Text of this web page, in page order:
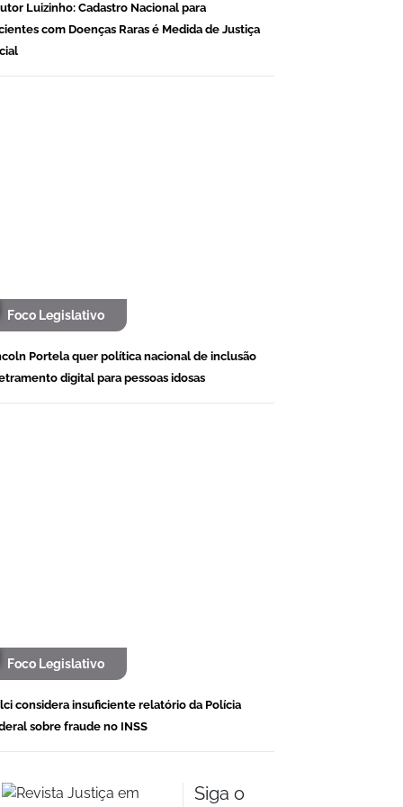
Luizinho: Cadastro Nacional para
com Doenças Raras é Medida de Justiça
Foco Legislativo
Portela quer política nacional de inclusão
digital para pessoas idosas
Foco Legislativo
considera insuficiente relatório da Polícia
sobre fraude no INSS
Siga o